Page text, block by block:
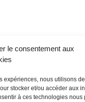
le consentement aux
expériences, nous utilisons
stocker et/ou accéder aux
à ces technologies nous